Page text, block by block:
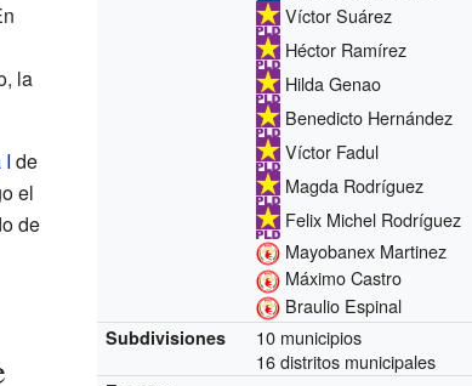
Víctor Suárez
Héctor Ramírez
Hilda Genao
Benedicto Hernández
Víctor Fadul
Magda Rodríguez
Felix Michel Rodríguez
Mayobanex Martinez
Máximo Castro
Braulio Espinal
Subdivisiones
10 municipios
16 distritos municipales
la
I de
el
de